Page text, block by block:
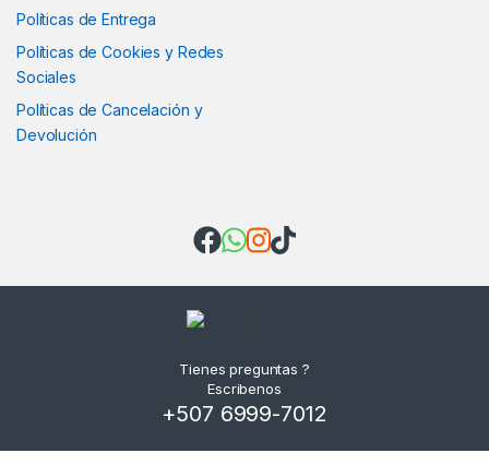
Políticas de Entrega
Políticas de Cookies y Redes
Sociales
Políticas de Cancelación y
Devolución
Tienes preguntas ?
Escribenos
+507 6999-7012